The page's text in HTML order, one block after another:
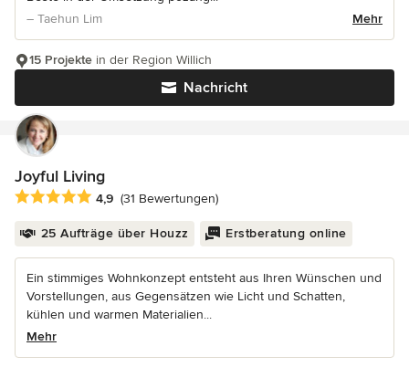
– Taehun Lim
Mehr
Nachricht
15 Projekte in der Region Willich
Joyful Living
Durchschnittliche Bewertung: 4.9 von 5 Sternen
4,9 (31 Bewertungen)
25 Aufträge über Houzz Erstberatung online
Ein stimmiges Wohnkonzept entsteht aus Ihren Wünschen und
Vorstellungen, aus Gegensätzen wie Licht und Schatten,
kühlen und warmen Materialien...
Mehr